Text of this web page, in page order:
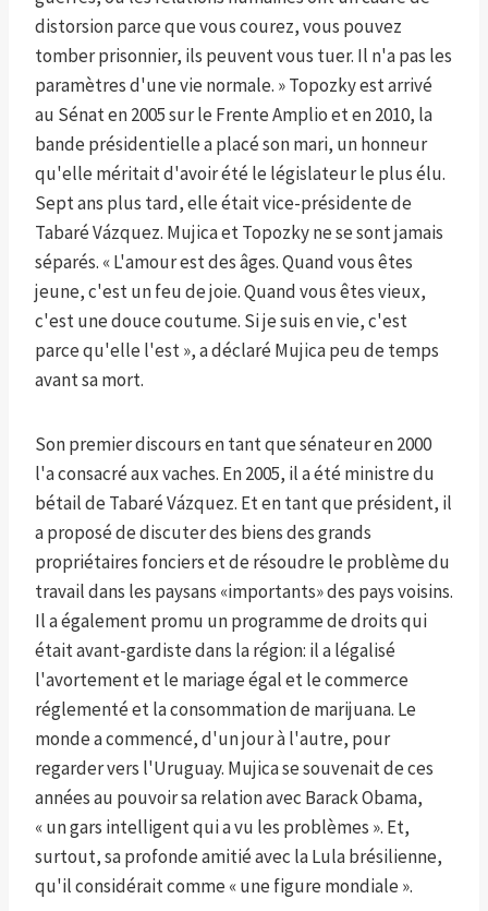
distorsion parce que vous courez, vous pouvez
tomber prisonnier, ils peuvent vous tuer. Il n'a pas les
paramètres d'une vie normale. » Topozky est arrivé
au Sénat en 2005 sur le Frente Amplio et en 2010, la
bande présidentielle a placé son mari, un honneur
qu'elle méritait d'avoir été le législateur le plus élu.
Sept ans plus tard, elle était vice-présidente de
Tabaré Vázquez. Mujica et Topozky ne se sont jamais
séparés. « L'amour est des âges. Quand vous êtes
jeune, c'est un feu de joie. Quand vous êtes vieux,
c'est une douce coutume. Si je suis en vie, c'est
parce qu'elle l'est », a déclaré Mujica peu de temps
avant sa mort.
Son premier discours en tant que sénateur en 2000
l'a consacré aux vaches. En 2005, il a été ministre du
bétail de Tabaré Vázquez. Et en tant que président, il
a proposé de discuter des biens des grands
propriétaires fonciers et de résoudre le problème du
travail dans les paysans «importants» des pays voisins.
Il a également promu un programme de droits qui
était avant-gardiste dans la région: il a légalisé
l'avortement et le mariage égal et le commerce
réglementé et la consommation de marijuana. Le
monde a commencé, d'un jour à l'autre, pour
regarder vers l'Uruguay. Mujica se souvenait de ces
années au pouvoir sa relation avec Barack Obama,
« un gars intelligent qui a vu les problèmes ». Et,
surtout, sa profonde amitié avec la Lula brésilienne,
qu'il considérait comme « une figure mondiale ».